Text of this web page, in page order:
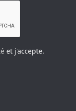
et j'accepte.